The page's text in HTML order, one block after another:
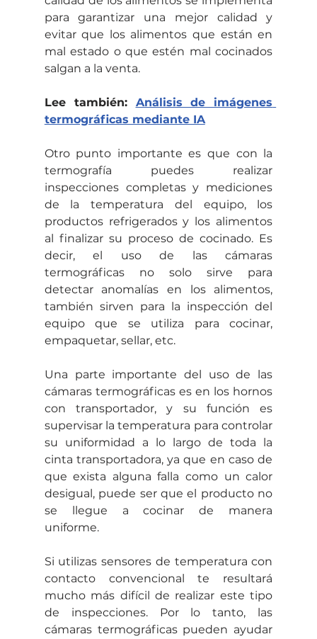
para garantizar una mejor calidad y
evitar que los alimentos que están en
mal estado o que estén mal cocinados
salgan a la venta.
Lee también: Análisis de imágenes
termográficas mediante IA
Otro punto importante es que con la
termografía puedes realizar
inspecciones completas y mediciones
de la temperatura del equipo, los
productos refrigerados y los alimentos
al finalizar su proceso de cocinado. Es
decir, el uso de las cámaras
termográficas no solo sirve para
detectar anomalías en los alimentos,
también sirven para la inspección del
equipo que se utiliza para cocinar,
empaquetar, sellar, etc.
Una parte importante del uso de las
cámaras termográficas es en los hornos
con transportador, y su función es
supervisar la temperatura para controlar
su uniformidad a lo largo de toda la
cinta transportadora, ya que en caso de
que exista alguna falla como un calor
desigual, puede ser que el producto no
se llegue a cocinar de manera
uniforme.
Si utilizas sensores de temperatura con
contacto convencional te resultará
mucho más difícil de realizar este tipo
de inspecciones. Por lo tanto, las
cámaras termográficas pueden ayudar